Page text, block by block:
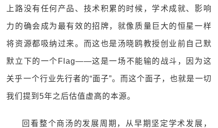
上路没有任何产品、技术积累的时候，学术成就、影响
力的确会成为最有效的招牌，就像质量巨大的恒星一样
将资源都吸纳过来。而这也是汤晓鸥教授创业前自己默
默立下的一个Flag——这是一场不能输的战斗，因为这
关乎一个行业先行者的“面子”。而这个面子，也就是一切
我们提到5年之后估值虚高的本源。
回看整个商汤的发展周期，从早期坚定学术发展，